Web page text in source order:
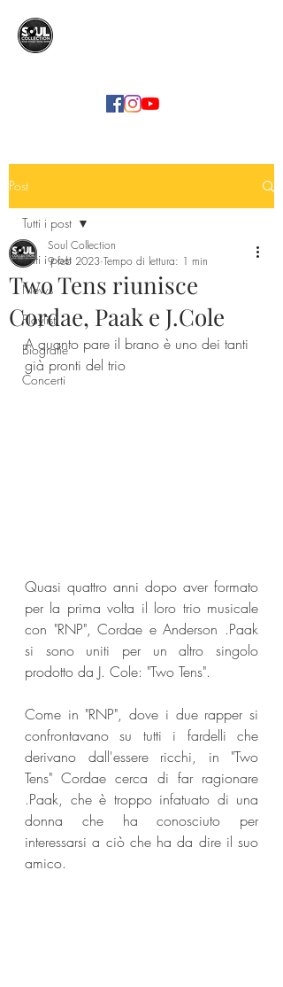
Post
Tutti i post
News
Playlist
Biografie
Concerti
Tutti i post
Two Tens riunisce
Cordae, Paak e J.Cole
Soul Collection
9 feb 2023 Tempo di lettura: 1 min
A quanto pare il brano è uno dei tanti
già pronti del trio
Quasi quattro anni dopo aver formato
per la prima volta il loro trio musicale
con "RNP", Cordae e Anderson .Paak
si sono uniti per un altro singolo
prodotto da J. Cole: "Two Tens".
Come in "RNP", dove i due rapper si
confrontavano su tutti i fardelli che
derivano dall'essere ricchi, in "Two
Tens" Cordae cerca di far ragionare
.Paak, che è troppo infatuato di una
donna che ha conosciuto per
interessarsi a ciò che ha da dire il suo
amico.